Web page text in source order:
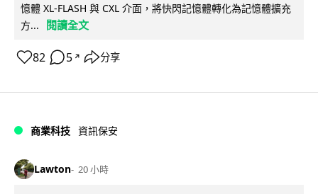
憶體 XL-FLASH 與 CXL 介面，將快閃記憶體轉化為記憶體擴充
方...
閱讀全文
82 5 ↗ 分享
商業科技 資訊保安
Lawton 20 小時